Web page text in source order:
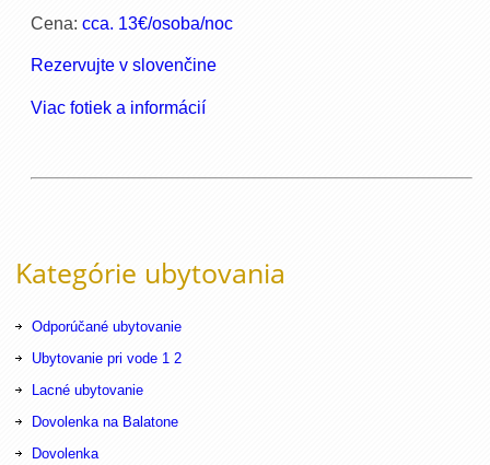
Cena:cca. 13€/osoba/noc
Rezervujte v slovenčine
Viac fotiek a informácií
Kategórie ubytovania
Odporúčané ubytovanie
Ubytovanie pri vode 1 2
Lacné ubytovanie
Dovolenka na Balatone
Dovolenka